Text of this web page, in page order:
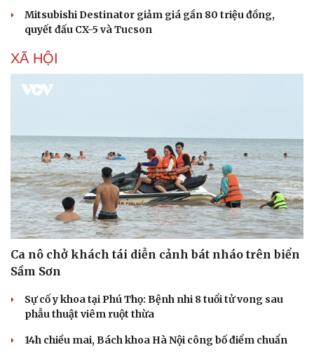
Thể thao
Bóng đá
Thế giới thể thao
eSports
Hậu trường
Ô tô - Xe máy
Tư vấn
Mitsubishi Destinator giảm giá gần 80 triệu đồng,
quyết đấu CX-5 và Tucson
XÃ HỘI
Ca nô chở khách tái diễn cảnh bát nháo trên biển
Sầm Sơn
Sự cố y khoa tại Phú Thọ: Bệnh nhi 8 tuổi tử vong sau
phẫu thuật viêm ruột thừa
14h chiều mai, Bách khoa Hà Nội công bố điểm chuẩn